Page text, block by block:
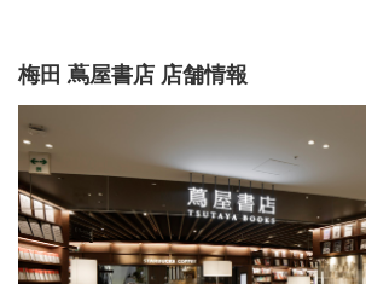
梅田 蔦屋書店 店舗情報